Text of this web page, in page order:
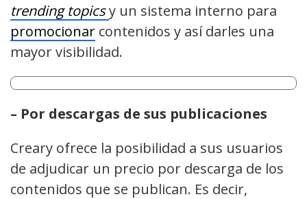
trending topicsy un sistema interno para
promocionar contenidos y así darles una
mayor visibilidad.
– Por descargas de sus publicaciones
Creary ofrece la posibilidad a sus usuarios
de adjudicar un precio por descarga de los
contenidos que se publican. Es decir,